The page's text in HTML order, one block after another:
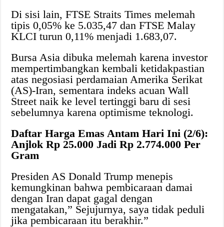
Di sisi lain, FTSE Straits Times melemah
tipis 0,05% ke 5.035,47 dan FTSE Malay
KLCI turun 0,11% menjadi 1.683,07.
Bursa Asia dibuka melemah karena investor
mempertimbangkan kembali ketidakpastian
atas negosiasi perdamaian Amerika Serikat
(AS)-Iran, sementara indeks acuan Wall
Street naik ke level tertinggi baru di sesi
sebelumnya karena optimisme teknologi.
Daftar Harga Emas Antam Hari Ini (2/6):
Anjlok Rp 25.000 Jadi Rp 2.774.000 Per
Gram
Presiden AS Donald Trump menepis
kemungkinan bahwa pembicaraan damai
dengan Iran dapat gagal dengan
mengatakan,” Sejujurnya, saya tidak peduli
jika pembicaraan itu berakhir.”